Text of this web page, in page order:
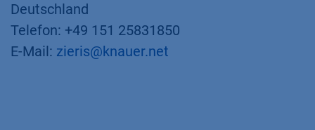
Deutschland
Telefon: +49 151 25831850
E-Mail: zieris@knauer.net